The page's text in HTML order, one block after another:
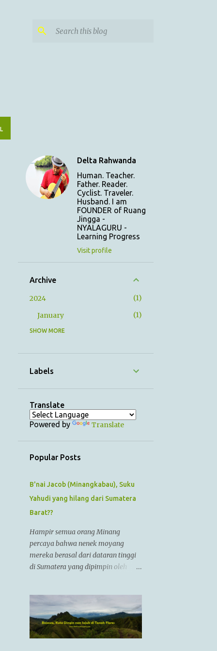
Delta Rahwanda
Human. Teacher.
Father. Reader.
Cyclist. Traveler.
Husband. I am
FOUNDER of Ruang
Jingga -
NYALAGURU -
Learning Progress
Visit profile
Archive
2024
1
January
1
2023
November
September
August
April
March
1
January
2022
12
December
1
October
September
1
August
1
SHOW MORE
Labels
Translate
Powered by Translate
Popular Posts
B'nai Jacob (Minangkabau), Suku
Yahudi yang hilang dari Sumatera
Barat??
Hampir semua orang Minang
percaya bahwa nenek moyang
mereka berasal dari dataran tinggi
di Sumatera yang dipimpin oleh
Sejarah Kristen, raja tersebut hidup
dari zaman 356 SM sampai 323 SM
Dia juga dikenal sebagai Raja
Alexander III dari Macedonia,